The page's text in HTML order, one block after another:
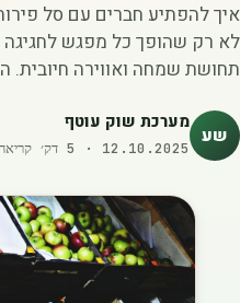
איך להפתיע חברים עם סל
לא רק שהופך כל מפגש
תחושת שמחה ואווירה
שע מערכת שוק עוטף
12.10.2025
·
5 דק׳